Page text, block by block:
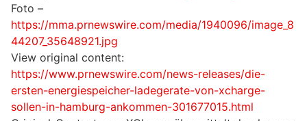
Foto –
https://mma.prnewswire.com/media/1940096/image_8
44207_35648921.jpg
View original content:
https://www.prnewswire.com/news-releases/die-
ersten-energiespeicher-ladegerate-von-xcharge-
sollen-in-hamburg-ankommen-301677015.html